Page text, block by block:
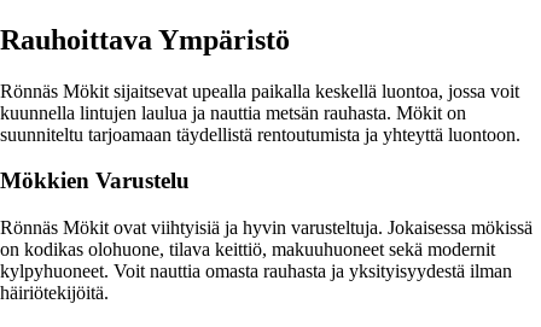
Rauhoittava Ympäristö
Rönnäs Mökit sijaitsevat upealla paikalla keskellä luontoa, jossa voit
kuunnella lintujen laulua ja nauttia metsän rauhasta. Mökit on
suunniteltu tarjoamaan täydellistä rentoutumista ja yhteyttä luontoon.
Mökkien Varustelu
Rönnäs Mökit ovat viihtyisiä ja hyvin varusteltuja. Jokaisessa mökissä
on kodikas olohuone, tilava keittiö, makuuhuoneet sekä modernit
kylpyhuoneet. Voit nauttia omasta rauhasta ja yksityisyydestä ilman
häiriötekijöitä.